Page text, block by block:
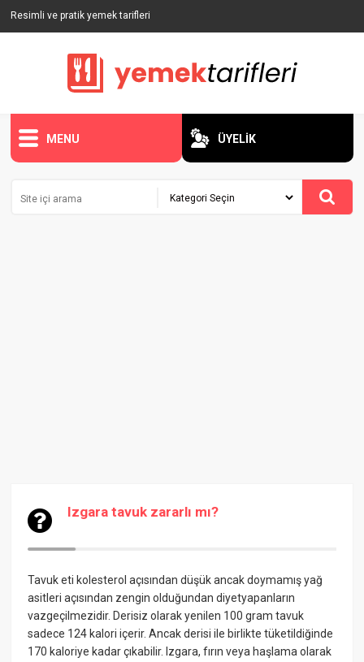
Resimli ve pratik yemek tarifleri
MENU ÜYELİK
Izgara tavuk zararlı mı?
Tavuk eti kolesterol açısından düşük ancak doymamış yağ
asitleri açısından zengin olduğundan diyetyapanların
vazgeçilmezidir. Derisiz olarak yenilen 100 gram tavuk
sadece 124 kalori içerir. Ancak derisi ile birlikte tüketildiğinde
170 kaloriye kadar çıkabilir. Izgara, fırın veya haşlama olarak